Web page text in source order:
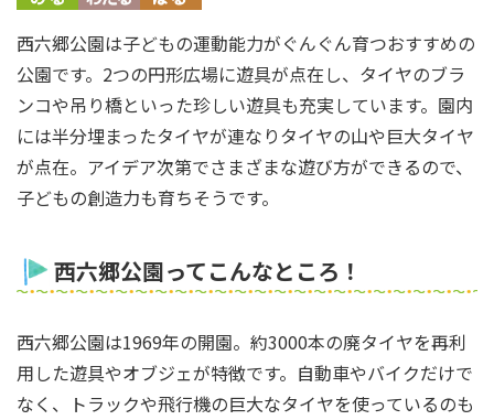
西六郷公園は子どもの運動能力がぐんぐん育つおすすめの
公園です。2つの円形広場に遊具が点在し、タイヤのブラ
ンコや吊り橋といった珍しい遊具も充実しています。園内
には半分埋まったタイヤが連なりタイヤの山や巨大タイヤ
が点在。アイデア次第でさまざまな遊び方ができるので、
子どもの創造力も育ちそうです。
西六郷公園ってこんなところ！
西六郷公園は1969年の開園。約3000本の廃タイヤを再利
用した遊具やオブジェが特徴です。自動車やバイクだけで
なく、トラックや飛行機の巨大なタイヤを使っているのも